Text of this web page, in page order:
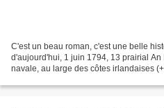
C'est un beau roman, c'est une belle
d'aujourd'hui, 1 juin 1794, 13 prairial An
navale, au large des côtes irlandaises